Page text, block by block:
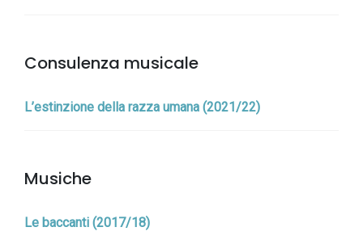
Consulenza musicale
L’estinzione della razza umana (2021/22)
Musiche
Le baccanti (2017/18)